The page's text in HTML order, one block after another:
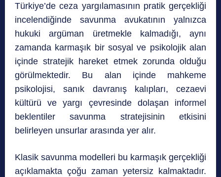
Türkiye’de ceza yargılamasının pratik gerçekliği
incelendiğinde savunma avukatının yalnızca
hukuki argüman üretmekle kalmadığı, aynı
zamanda karmaşık bir sosyal ve psikolojik alan
içinde stratejik hareket etmek zorunda olduğu
görülmektedir. Bu alan içinde mahkeme
psikolojisi, sanık davranış kalıpları, cezaevi
kültürü ve yargı çevresinde dolaşan informel
beklentiler savunma stratejisinin etkisini
belirleyen unsurlar arasında yer alır.
Klasik savunma modelleri bu karmaşık gerçekliği
açıklamakta çoğu zaman yetersiz kalmaktadır.